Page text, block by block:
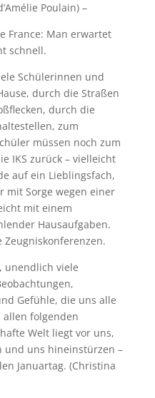
Poulain) –
France: Man erwartet
schnell.
Schülerinnen und
durch die Straßen
durch die
zum
müssen noch zum
IKS zurück – vielleicht
auf ein Lieblingsfach,
mit Sorge wegen einer
mit einem
Hausaufgaben.
unendlich viele
Gefühle, die uns alle
allen folgenden
Welt liegt vor uns,
und uns hineinstürzen –
Januartag. (Christina